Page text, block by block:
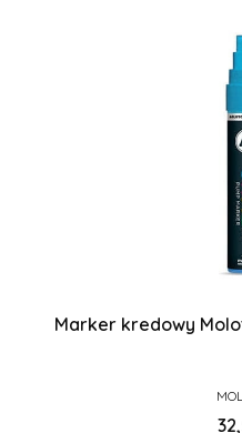
Marker kredowy